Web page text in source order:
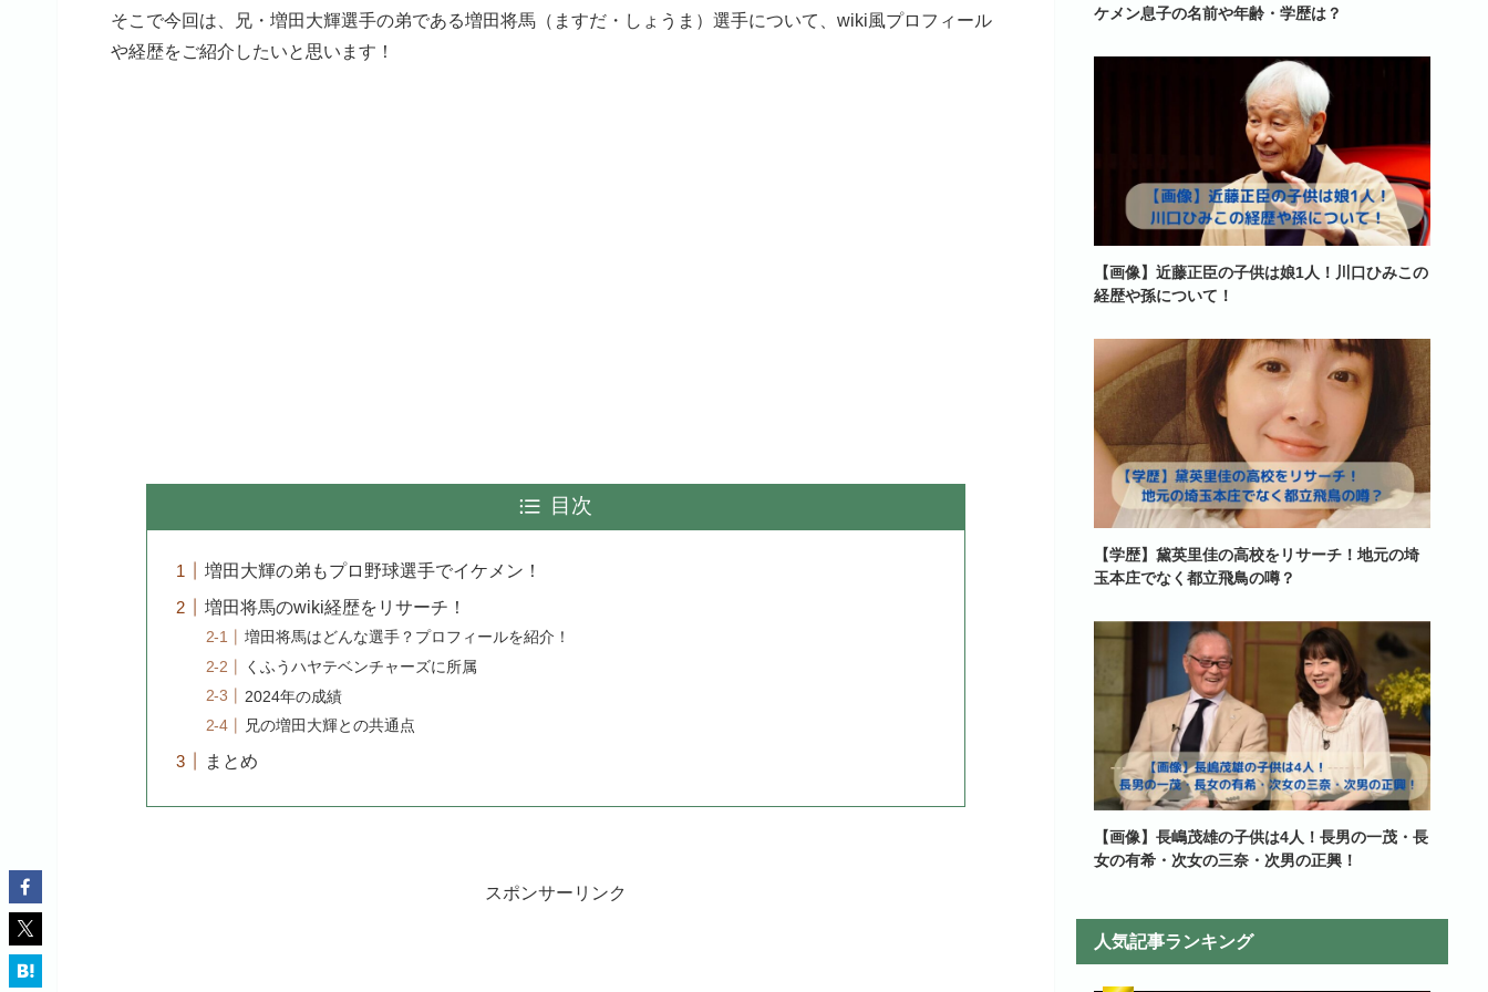
そこで今回は、兄・増田大輝選手の弟である増田将馬（ますだ・しょうま）選手について、wiki風プロフィール
や経歴をご紹介したいと思います！
目次
増田大輝の弟もプロ野球選手でイケメン！
増田将馬のwiki経歴をリサーチ！
増田将馬はどんな選手？プロフィールを紹介！
くふうハヤテベンチャーズに所属
2024年の成績
兄の増田大輝との共通点
まとめ
スポンサーリンク
ケメン息子の名前や年齢・学歴は？
【画像】近藤正臣の子供は娘1人！川口ひみこの
経歴や孫について！
【学歴】黛英里佳の高校をリサーチ！地元の埼
玉本庄でなく都立飛鳥の噂？
【画像】長嶋茂雄の子供は4人！長男の一茂・長
女の有希・次女の三奈・次男の正興！
人気記事ランキング